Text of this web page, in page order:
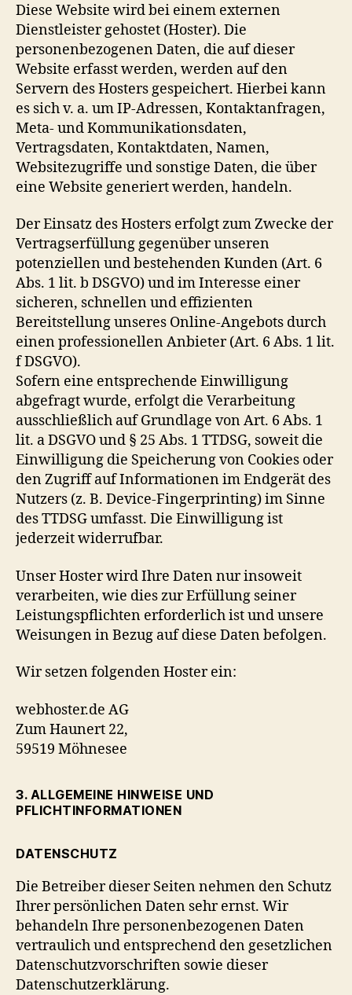
Diese Website wird bei einem externen
Dienstleister gehostet (Hoster). Die
personenbezogenen Daten, die auf dieser
Website erfasst werden, werden auf den
Servern des Hosters gespeichert. Hierbei kann
es sich v. a. um IP-Adressen, Kontaktanfragen,
Meta- und Kommunikationsdaten,
Vertragsdaten, Kontaktdaten, Namen,
Websitezugriffe und sonstige Daten, die über
eine Website generiert werden, handeln.
Der Einsatz des Hosters erfolgt zum Zwecke der
Vertragserfüllung gegenüber unseren
potenziellen und bestehenden Kunden (Art. 6
Abs. 1 lit. b DSGVO) und im Interesse einer
sicheren, schnellen und effizienten
Bereitstellung unseres Online-Angebots durch
einen professionellen Anbieter (Art. 6 Abs. 1 lit.
f DSGVO).
Sofern eine entsprechende Einwilligung
abgefragt wurde, erfolgt die Verarbeitung
ausschließlich auf Grundlage von Art. 6 Abs. 1
lit. a DSGVO und § 25 Abs. 1 TTDSG, soweit die
Einwilligung die Speicherung von Cookies oder
den Zugriff auf Informationen im Endgerät des
Nutzers (z. B. Device-Fingerprinting) im Sinne
des TTDSG umfasst. Die Einwilligung ist
jederzeit widerrufbar.
Unser Hoster wird Ihre Daten nur insoweit
verarbeiten, wie dies zur Erfüllung seiner
Leistungspflichten erforderlich ist und unsere
Weisungen in Bezug auf diese Daten befolgen.
Wir setzen folgenden Hoster ein:
webhoster.de AG
Zum Haunert 22,
59519 Möhnesee
3. ALLGEMEINE HINWEISE UND
PFLICHTINFORMATIONEN
DATENSCHUTZ
Die Betreiber dieser Seiten nehmen den Schutz
Ihrer persönlichen Daten sehr ernst. Wir
behandeln Ihre personenbezogenen Daten
vertraulich und entsprechend den gesetzlichen
Datenschutzvorschriften sowie dieser
Datenschutzerklärung.